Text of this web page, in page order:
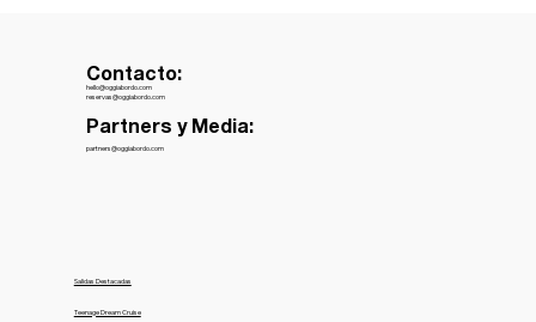
Salidas Destacadas
Teenage Dream Cruise
Contacto:
hello@oggiabordo.com
reservas@oggiabordo.com
Partners y Media:
partners@oggiabordo.com